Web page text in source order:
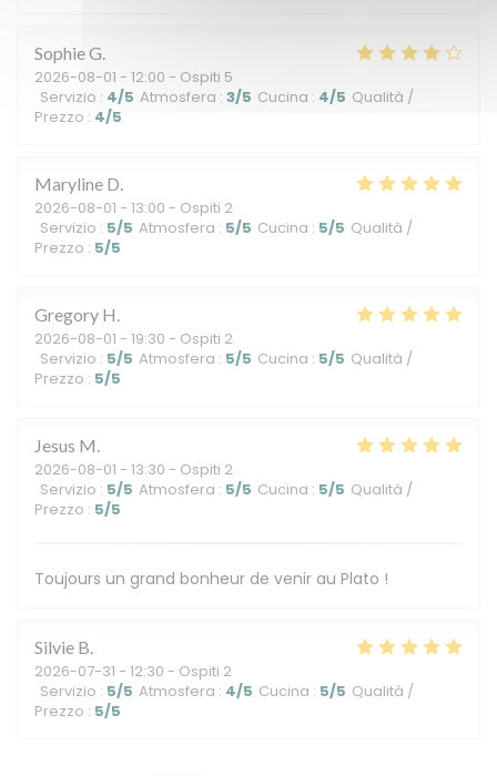
SophieG
2026-08-01 - 12:00 - Ospiti 5
Servizio : 4/5 Atmosfera : 3/5 Cucina : 4/5 Qualità /
Prezzo : 4/5
Maryline D
2026-08-01 - 13:00 - Ospiti 2
Servizio : 5/5 Atmosfera : 5/5 Cucina : 5/5 Qualità /
Prezzo : 5/5
Gregory H
2026-08-01 - 19:30 - Ospiti 2
Servizio : 5/5 Atmosfera : 5/5 Cucina : 5/5 Qualità /
Prezzo : 5/5
Jesus M
2026-08-01 - 13:30 - Ospiti 2
Servizio : 5/5 Atmosfera : 5/5 Cucina : 5/5 Qualità /
Prezzo : 5/5
Toujours un grand bonheur de venir au Plato !
Silvie B
2026-07-31 - 12:30 - Ospiti 2
Servizio : 5/5 Atmosfera : 4/5 Cucina : 5/5 Qualità /
Prezzo : 5/5